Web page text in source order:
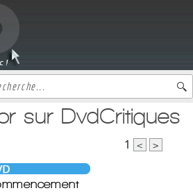
sur DvdCritiques
1 < >